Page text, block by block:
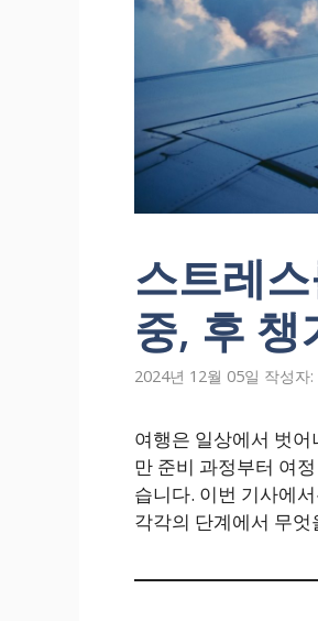
스트레
중, 후 챙
2024년 12월 05일 작성자:
여행은 일상에서 벗
만 준비 과정부터 여
습니다. 이번 기사에
각각의 단계에서 무